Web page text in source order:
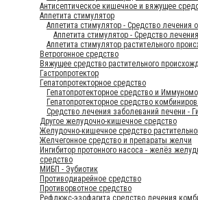
Антисептическое кишечное и вяжущее
Аппетита стимулятор
Аппетита стимулятор - Средство лечения
Аппетита стимулятор - Средство
Аппетита стимулятор растительного
Ветрогонное средство
Вяжущее средство растительного
Гастропротектор
Гепатопротекторное средство
Гепатопротекторное средство и
Гепатопротекторное средство
Средство лечения заболеваний печени -
Другое желудочно-кишечное средство
Желудочно-кишечное средство
Желчегонное средство и препараты желчи
Ингибитор протонного насоса - желёз
средство
МИБП - Эубиотик
Противодиарейное средство
Противорвотное средство
Рефлюкс-эзофагита средство лечения